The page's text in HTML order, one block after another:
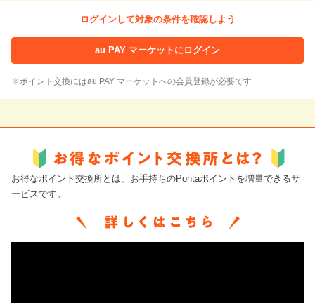
ログインして対象の条件を確認しよう
au PAY マーケットにログイン
※ポイント交換にはau PAY マーケットへの会員登録が必要です
お得なポイント交換所とは、お手持ちのPontaポイントを増量できるサ
ービスです。